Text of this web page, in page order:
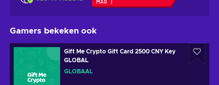
Gamers bekeken ook
Gift Me Crypto Gift Card 2500 CNY Key
GLOBAL
GLOBAAL